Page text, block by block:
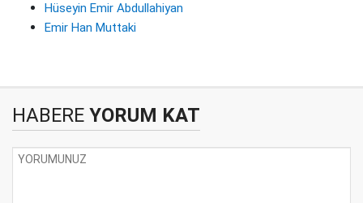
Hüseyin Emir Abdullahiyan
Emir Han Muttaki
HABERE YORUM KAT